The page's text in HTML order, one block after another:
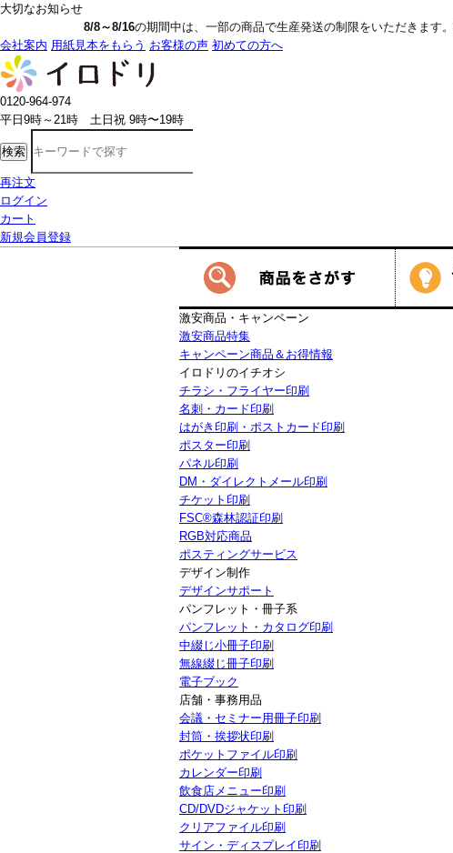
大切なお知らせ
の期間中は、一部の商品で生産発送の制限をいただきます。詳しくは こちら
会社案内 用紙見本をもらう お客様の声 初めての方へ
0120-964-974
平日9時～21時 土日祝 9時〜19時
検索
再注文
ログイン
カート
新規会員登録
激安商品・キャンペーン
激安商品特集
キャンペーン商品＆お得情報
イロドリのイチオシ
チラシ・フライヤー印刷
名刺・カード印刷
はがき印刷・ポストカード印刷
ポスター印刷
パネル印刷
DM・ダイレクトメール印刷
チケット印刷
FSC®森林認証印刷
RGB対応商品
ポスティングサービス
デザイン制作
デザインサポート
パンフレット・冊子系
パンフレット・カタログ印刷
中綴じ小冊子印刷
無線綴じ冊子印刷
電子ブック
店舗・事務用品
会議・セミナー用冊子印刷
封筒・挨拶状印刷
ポケットファイル印刷
カレンダー印刷
飲食店メニュー印刷
CD/DVDジャケット印刷
クリアファイル印刷
サイン・ディスプレイ印刷